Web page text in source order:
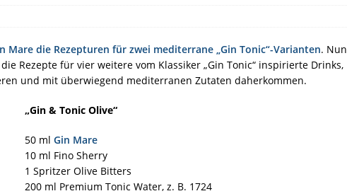
Mare die Rezepturen für zwei mediterrane „Gin Tonic“-Varianten. Nun
Rezepte für vier weitere vom Klassiker „Gin Tonic“ inspirierte Drinks,
und mit überwiegend mediterranen Zutaten daherkommen.
„Gin & Tonic Olive“
50 ml Gin Mare
10 ml Fino Sherry
1 Spritzer Olive Bitters
200 ml Premium Tonic Water, z. B. 1724